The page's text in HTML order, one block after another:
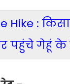
Hike :
पहुंचे गेहूं के